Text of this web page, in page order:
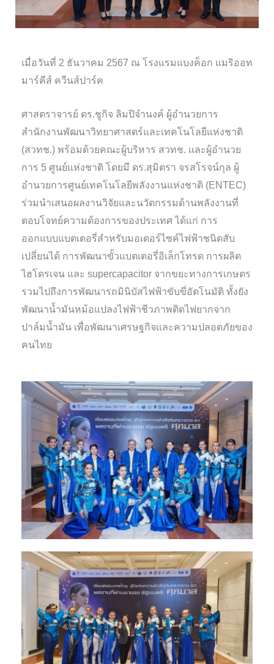
เมื่อวันที่ 2 ธันวาคม 2567 ณ โรงแรมแบงค็อก แมริออท
มาร์คีส์ ควีนส์ปาร์ค
ศาสตราจารย์ ดร.ชูกิจ ลิมปิจำนงค์ ผู้อำนวยการ
สำนักงานพัฒนาวิทยาศาสตร์และเทคโนโลยีแห่งชาติ
(สวทช.) พร้อมด้วยคณะผู้บริหาร สวทช. และผู้อำนวย
การ 5 ศูนย์แห่งชาติ โดยมี ดร.สุมิตรา จรสโรจน์กุล ผู้
อำนวยการศูนย์เทคโนโลยีพลังงานแห่งชาติ (ENTEC)
ร่วมนำเสนอผลงานวิจัยและนวัตกรรมด้านพลังงานที่
ตอบโจทย์ความต้องการของประเทศ ได้แก่ การ
ออกแบบแบตเตอรี่สำหรับมอเตอร์ไซค์ไฟฟ้าชนิดสับ
เปลี่ยนได้ การพัฒนาขั้วแบตเตอรี่อิเล็กโทรด การผลิต
ไฮโดรเจน และ supercapacitor จากขยะทางการเกษตร
รวมไปถึงการพัฒนารถมินิบัสไฟฟ้าขับขี่อัตโนมัติ ทั้งยัง
พัฒนาน้ำมันหม้อแปลงไฟฟ้าชีวภาพติดไฟยากจาก
ปาล์มน้ำมัน เพื่อพัฒนาเศรษฐกิจและความปลอดภัยของ
คนไทย